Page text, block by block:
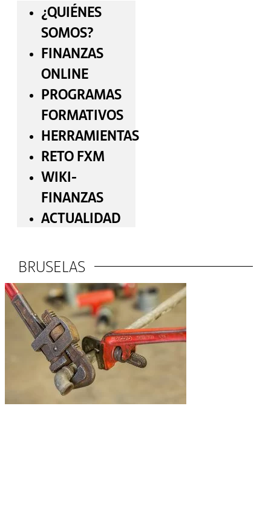
¿QUIÉNES
SOMOS?
FINANZAS
ONLINE
PROGRAMAS
FORMATIVOS
HERRAMIENTAS
RETO FXM
WIKI-
FINANZAS
ACTUALIDAD
BRUSELAS